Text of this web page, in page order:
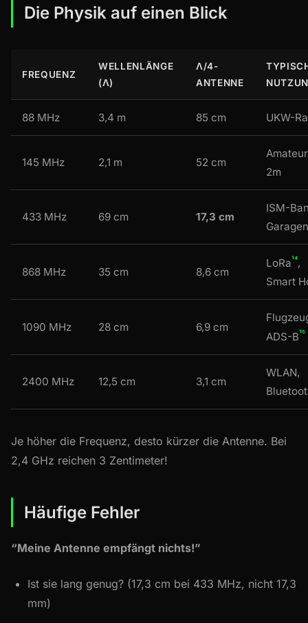
Die Physik auf einen Blick
FREQUENZ
WELLENLÄNGE
(Λ)
Λ/4-
ANTENNE
88 MHz 3,4 m 85 cm UKW-
145 MHz 2,1 m 52 cm
2m
433 MHz 69 cm 17,3 cm
ISM-
868 MHz 35 cm 8,6 cm
LoRa¹⁴,
Smart
1090 MHz 28 cm 6,9 cm
ADS-B¹⁵
2400 MHz 12,5 cm 3,1 cm
WLAN,
Je höher die Frequenz, desto kürzer die Antenne. Bei
2,4 GHz reichen 3 Zentimeter!
Häufige Fehler
“Meine Antenne empfängt nichts!”
Ist sie lang genug? (17,3 cm bei 433 MHz, nicht 17,3
mm)